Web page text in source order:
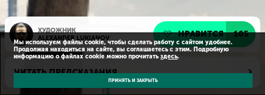
ХУДОЖНИК
ALEXANDER LUKIANOV
НРАВИТСЯ 105
ЧИТАТЬ ПРЕДСКАЗАНИЯ
Мы используем файлы cookie, чтобы сделать работу с сайтом удобнее.
Продолжая находиться на сайте, вы соглашаетесь с этим. Подробную
информацию о файлах cookie можно прочитатьздесь.
ПРИНЯТЬ И ЗАКРЫТЬ